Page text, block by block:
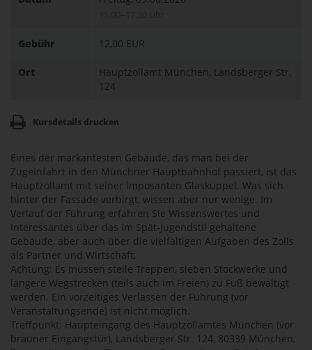
Gebühr 12,00 EUR
Ort
Hauptzollamt München, Landsberger Str.
124
Kursdetails drucken
Eines der markantesten Gebäude, das man bei der
Zugeinfahrt in den Münchner Hauptbahnhof passiert, ist das
Hauptzollamt mit seiner imposanten Glaskuppel. Was sich
hinter der Fassade verbirgt, wissen aber nur wenige. Im
Verlauf der Führung erfahren Sie Wissenswertes und
Interessantes über das im Spät-Jugendstil gehaltene
Gebäude, aber auch über die vielfältigen Aufgaben des Zolls
als Partner und Wirtschaft.
Achtung: Es müssen steile Treppen, sieben Stockwerke und
längere Wegstrecken (teils auch im Freien) zu Fuß bewältigt
werden. Ein vorzeitiges Verlassen der Führung (vor
Veranstaltungsende) ist nicht möglich.
Treffpunkt: Haupteingang des Hauptzollamtes München (vor
brauner Eingangstür), Landsberger Str. 124, 80339 München,